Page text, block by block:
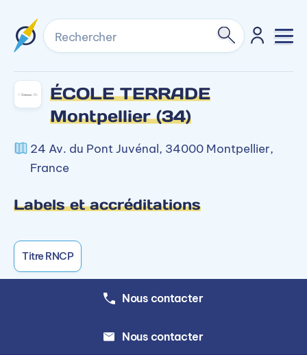
Rechercher
ÉCOLE TERRADE
Montpellier (34)
24 Av. du Pont Juvénal, 34000 Montpellier,
France
Labels et accréditations
Titre RNCP
Nous contacter
Nous contacter